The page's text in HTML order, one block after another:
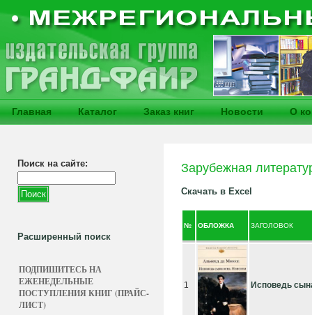
Главная Каталог Заказ книг Новости О
Поиск на сайте:
Расширенный поиск
ПОДПИШИТЕСЬ НА
ЕЖЕНЕДЕЛЬНЫЕ
ПОСТУПЛЕНИЯ КНИГ (ПРАЙС-
ЛИСТ)
Зарубежная
Скачать в Excel
№ ОБЛОЖКА ЗАГОЛОВОК
1 Исповедь